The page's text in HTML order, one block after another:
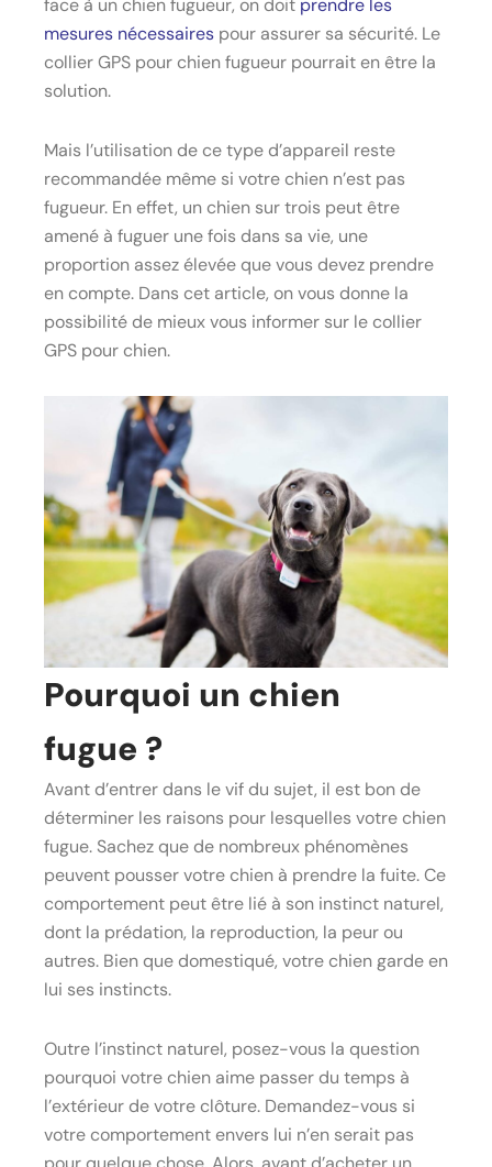
face à un chien fugueur, on doit prendre les
mesures nécessaires pour assurer sa sécurité. Le
collier GPS pour chien fugueur pourrait en être la
solution.
Mais l’utilisation de ce type d’appareil reste
recommandée même si votre chien n’est pas
fugueur. En effet, un chien sur trois peut être
amené à fuguer une fois dans sa vie, une
proportion assez élevée que vous devez prendre
en compte. Dans cet article, on vous donne la
possibilité de mieux vous informer sur le collier
GPS pour chien.
Pourquoi un chien
fugue ?
Avant d’entrer dans le vif du sujet, il est bon de
déterminer les raisons pour lesquelles votre chien
fugue. Sachez que de nombreux phénomènes
peuvent pousser votre chien à prendre la fuite. Ce
comportement peut être lié à son instinct naturel,
dont la prédation, la reproduction, la peur ou
autres. Bien que domestiqué, votre chien garde en
lui ses instincts.
Outre l’instinct naturel, posez-vous la question
pourquoi votre chien aime passer du temps à
l’extérieur de votre clôture. Demandez-vous si
votre comportement envers lui n’en serait pas